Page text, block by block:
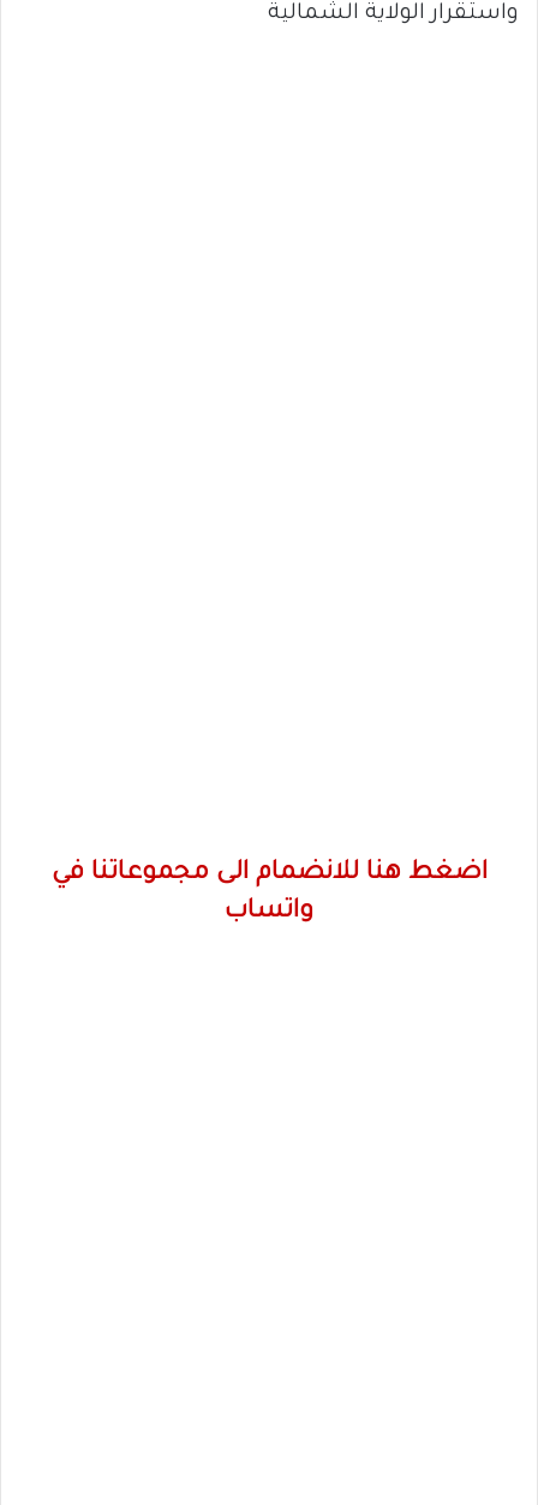
واستقرار الولاية الشمالية
اضغط هنا للانضمام الى مجموعاتنا في
واتساب